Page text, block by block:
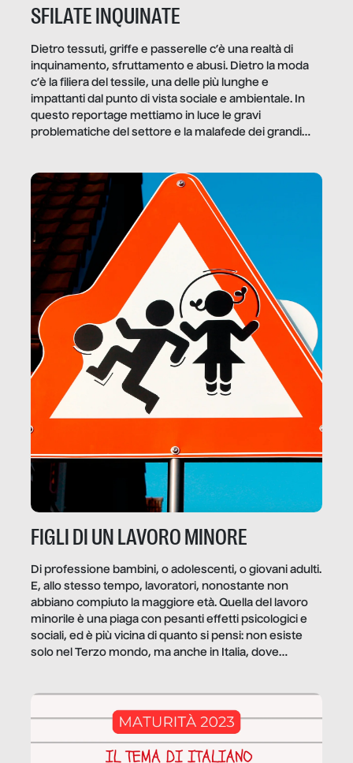
SFILATE INQUINATE
Dietro tessuti, griffe e passerelle c’è una realtà di
inquinamento, sfruttamento e abusi. Dietro la moda
c’è la filiera del tessile, una delle più lunghe e
impattanti dal punto di vista sociale e ambientale. In
questo reportage mettiamo in luce le gravi
problematiche del settore e la malafede dei grandi
FIGLI DI UN LAVORO MINORE
Di professione bambini, o adolescenti, o giovani adulti.
E, allo stesso tempo, lavoratori, nonostante non
abbiano compiuto la maggiore età. Quella del lavoro
minorile è una piaga con pesanti effetti psicologici e
sociali, ed è più vicina di quanto si pensi: non esiste
solo nel Terzo mondo, ma anche in Italia, dove